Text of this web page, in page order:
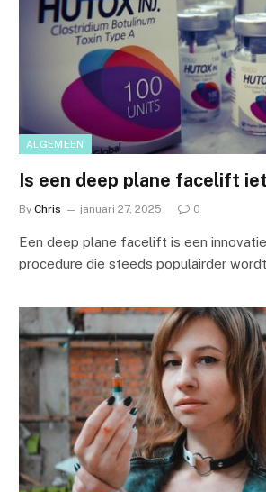
ALGEMEEN
Is een deep plane facelift
By Chris januari 27, 2025 0
Een deep plane facelift is een
procedure die steeds populairder